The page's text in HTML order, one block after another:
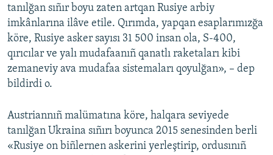
tanılğan sıñır boyu zaten artqan Rusiye arbiy
imkânlarına ilâve etile. Qırımda, yapqan esaplarımızğa
köre, Rusiye asker sayısı 31 500 insan ola, S-400,
qırıcılar ve yalı mudafaanıñ qanatlı raketaları kibi
zemaneviy ava mudafaa sistemaları qoyulğan», – dep
bildirdi o.
Austriannıñ malümatına köre, halqara seviyede
tanılğan Ukraina sıñırı boyunca 2015 senesinden berli
«Rusiye on biñlernen askerini yerleştirip, ordusınıñ